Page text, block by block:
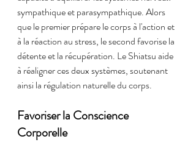
sympathique et parasympathique. Alors
que le premier prépare le corps à l'action et
à la réaction au stress, le second favorise la
détente et la récupération. Le Shiatsu aide
à réaligner ces deux systèmes, soutenant
ainsi la régulation naturelle du corps.
Favoriser la Conscience
Corporelle